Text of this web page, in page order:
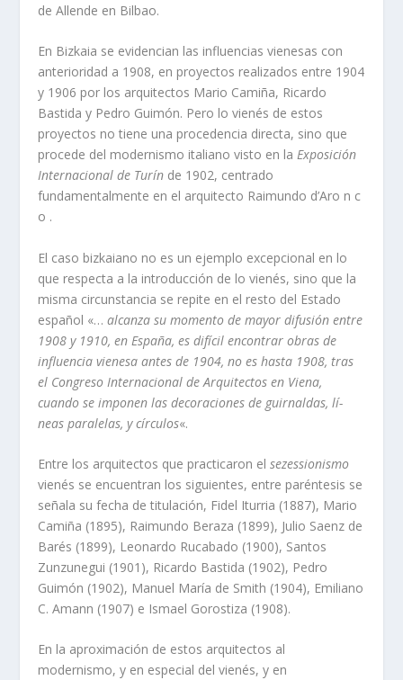
de Allende en Bilbao.
En Bizkaia se evidencian las influencias vienesas con
anterioridad a 1908, en proyectos realizados entre 1904
y 1906 por los arquitectos Mario Camiña, Ricardo
Bastida y Pedro Guimón. Pero lo vienés de estos
proyectos no tiene una procedencia directa, sino que
procede del modernismo italiano visto en laExposición
Internacional de Turí­n de 1902, centrado
fundamentalmente en el arquitecto Raimundo d’Aro n c
o .
El caso bizkaiano no es un ejemplo excepcional en lo
que respecta a la introducción de lo vienés, sino que la
misma circunstancia se repite en el resto del Estado
español «…alcanza su momento de mayor difusión entre
1908 y 1910, en España, es difí­cil encontrar obras de
influencia vienesa antes de 1904, no es hasta 1908, tras
el Congreso Internacional de Arquitectos en Viena,
cuando se imponen las decoraciones de guirnaldas, lí­
neas paralelas, y cí­rculos«.
Entre los arquitectos que practicaron elsezessionismo
vienés se encuentran los siguientes, entre paréntesis se
señala su fecha de titulación, Fidel Iturria (1887), Mario
Camiña (1895), Raimundo Beraza (1899), Julio Saenz de
Barés (1899), Leonardo Rucabado (1900), Santos
Zunzunegui (1901), Ricardo Bastida (1902), Pedro
Guimón (1902), Manuel Marí­a de Smith (1904), Emiliano
C. Amann (1907) e Ismael Gorostiza (1908).
En la aproximación de estos arquitectos al
modernismo, y en especial del vienés, y en